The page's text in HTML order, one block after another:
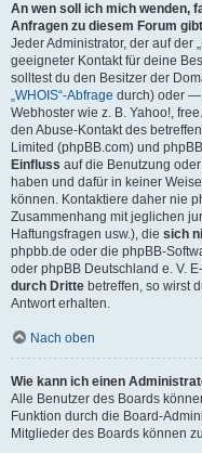
An wen soll ich mich wenden,
Anfragen zu diesem Forum
Jeder Administrator, der auf der
geeigneter Kontakt für deine
solltest du den Besitzer der
„WHOIS“-Abfrage durch) oder —
Webhoster wie z. B. Yahoo!,
den Abuse-Kontakt des
Limited (phpBB.com) und
Einfluss auf die Benutzung
haben und dafür in keiner
können. Kontaktiere daher nie
Zusammenhang mit jeglichen
Haftungsfragen usw.), die sich
phpbb.de oder die phpBB-
oder phpBB Deutschland e. V.
durch Dritte betreffen, so wirst
Antwort erhalten.
Nach oben
Wie kann ich einen
Alle Benutzer des Boards
Funktion durch die Board-
Mitglieder des Boards können